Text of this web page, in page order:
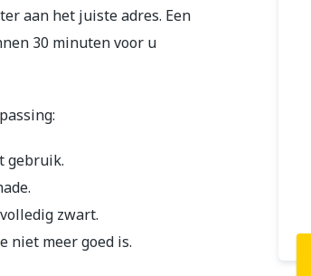
aan het juiste adres. Een
30 minuten voor u
gebruik.
zwart.
niet meer goed is.